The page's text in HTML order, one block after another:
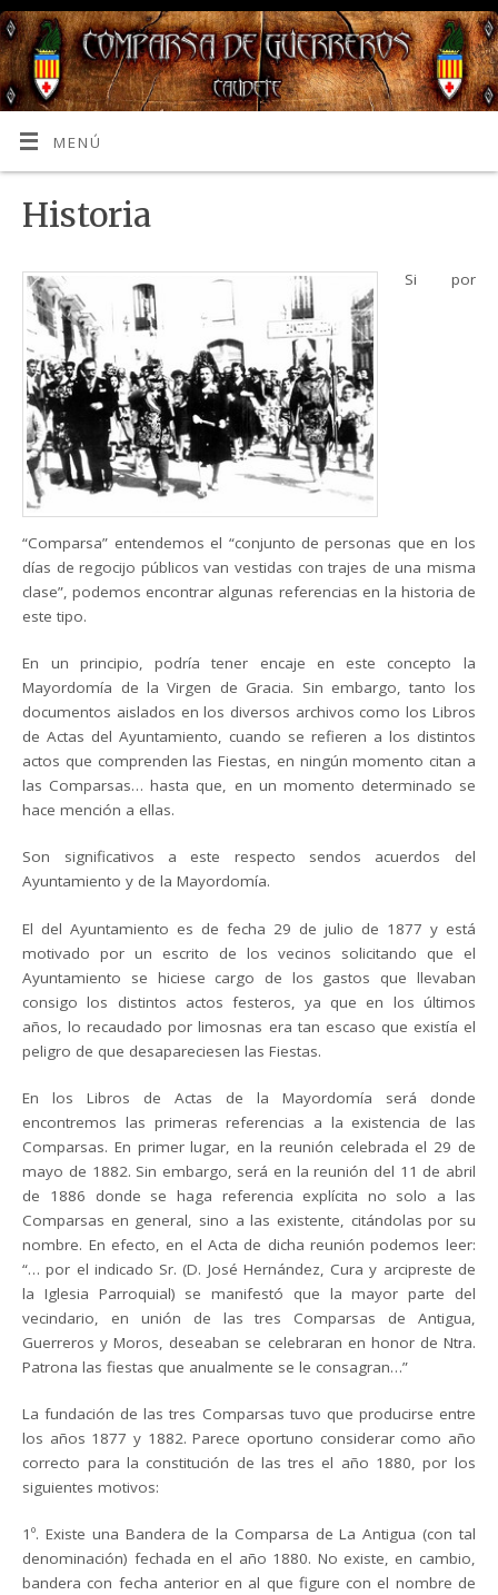
MENÚ
Historia
Si por
“Comparsa” entendemos el “conjunto de personas que en los
días de regocijo públicos van vestidas con trajes de una misma
clase”, podemos encontrar algunas referencias en la historia de
este tipo.
En un principio, podría tener encaje en este concepto la
Mayordomía de la Virgen de Gracia. Sin embargo, tanto los
documentos aislados en los diversos archivos como los Libros
de Actas del Ayuntamiento, cuando se refieren a los distintos
actos que comprenden las Fiestas, en ningún momento citan a
las Comparsas… hasta que, en un momento determinado se
hace mención a ellas.
Son significativos a este respecto sendos acuerdos del
Ayuntamiento y de la Mayordomía.
El del Ayuntamiento es de fecha 29 de julio de 1877 y está
motivado por un escrito de los vecinos solicitando que el
Ayuntamiento se hiciese cargo de los gastos que llevaban
consigo los distintos actos festeros, ya que en los últimos
años, lo recaudado por limosnas era tan escaso que existía el
peligro de que desapareciesen las Fiestas.
En los Libros de Actas de la Mayordomía será donde
encontremos las primeras referencias a la existencia de las
Comparsas. En primer lugar, en la reunión celebrada el 29 de
mayo de 1882. Sin embargo, será en la reunión del 11 de abril
de 1886 donde se haga referencia explícita no solo a las
Comparsas en general, sino a las existente, citándolas por su
nombre. En efecto, en el Acta de dicha reunión podemos leer:
“… por el indicado Sr. (D. José Hernández, Cura y arcipreste de
la Iglesia Parroquial) se manifestó que la mayor parte del
vecindario, en unión de las tres Comparsas de Antigua,
Guerreros y Moros, deseaban se celebraran en honor de Ntra.
Patrona las fiestas que anualmente se le consagran…”
La fundación de las tres Comparsas tuvo que producirse entre
los años 1877 y 1882. Parece oportuno considerar como año
correcto para la constitución de las tres el año 1880, por los
siguientes motivos:
1º. Existe una Bandera de la Comparsa de La Antigua (con tal
denominación) fechada en el año 1880. No existe, en cambio,
bandera con fecha anterior en al que figure con el nombre de